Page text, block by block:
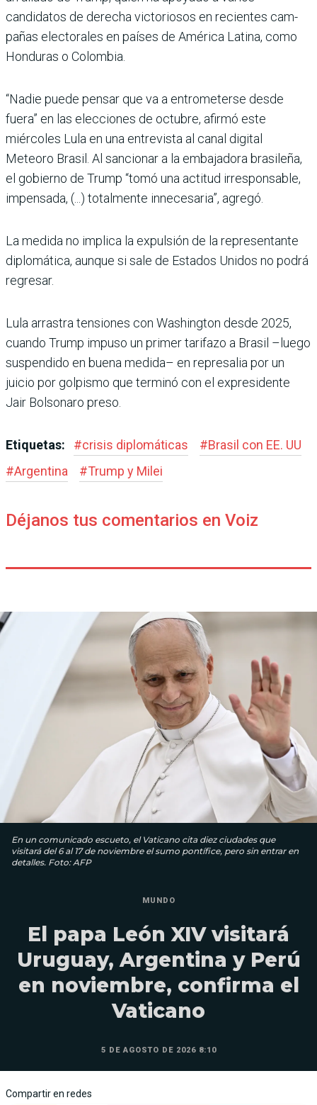
candidatos de derecha victoriosos en recientes cam­
pañas electorales en países de América Latina, como
Hondu­ras o Colombia.
“Nadie puede pensar que va a entrometerse desde
fuera” en las elecciones de octubre, afirmó este
miércoles Lula en una entrevista al canal digital
Meteoro Brasil. Al sancionar a la embajadora brasileña,
el gobierno de Trump “tomó una actitud irresponsable,
impen­sada, (...) totalmente innecesa­ria”, agregó.
La medida no implica la expul­sión de la representante
diplo­mática, aunque si sale de Esta­dos Unidos no podrá
regresar.
Lula arrastra tensiones con Washington desde 2025,
cuando Trump impuso un pri­mer tarifazo a Brasil –luego
suspendido en buena medida– en represalia por un
juicio por golpismo que terminó con el expresidente
Jair Bolsonaro preso.
Etiquetas: #crisis diplomáticas #Brasil con EE. UU
#Argentina #Trump y Milei
Déjanos tus comentarios en Voiz
En un comunicado escueto, el Vaticano cita diez ciudades que
visitará del 6 al 17 de noviembre el sumo pontífice, pero sin entrar en
detalles. Foto: AFP
MUNDO
El papa León XIV visitará
Uruguay, Argentina y Perú
en noviembre, confirma el
Vaticano
5 DE AGOSTO DE 2026 8:10
Compartir en redes